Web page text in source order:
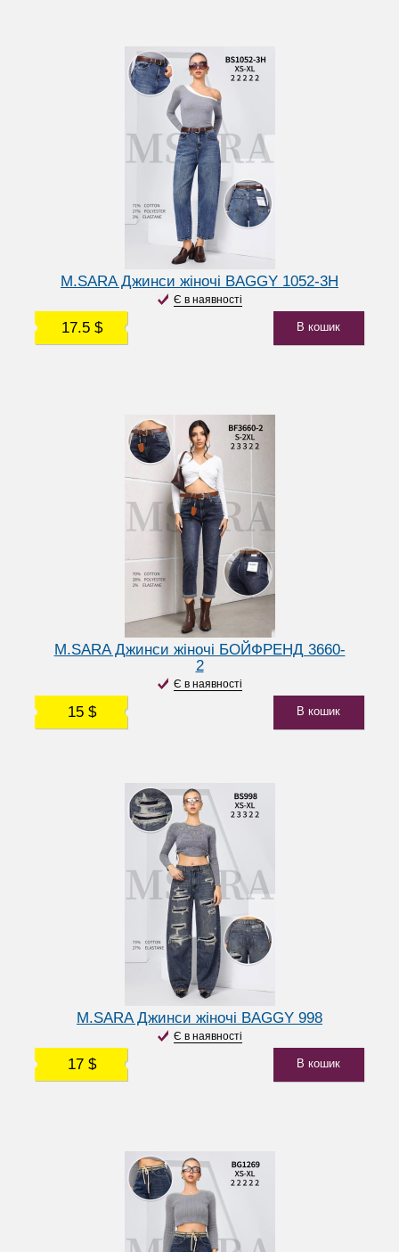
M.SARA Джинси жіночі BAGGY 1052-3H
Є в наявності
17.5 $ В кошик
M.SARA Джинси жіночі БОЙФРЕНД 3660-
2
Є в наявності
15 $ В кошик
M.SARA Джинси жіночі BAGGY 998
Є в наявності
17 $ В кошик